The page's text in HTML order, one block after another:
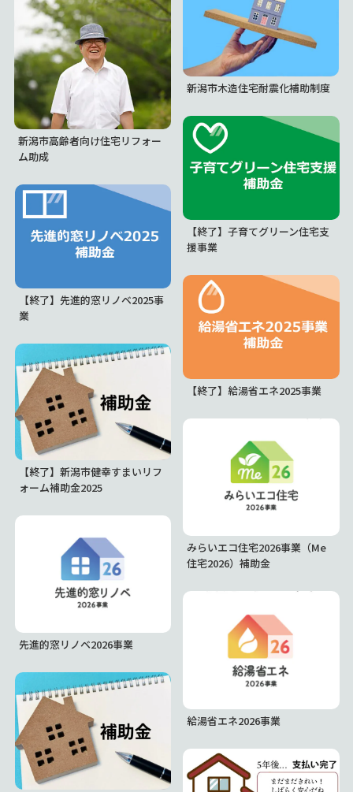
新潟市高齢者向け住宅リフォー
ム助成
新潟市木造住宅耐震化補助制度
【終了】子育てグリーン住宅支
援事業
【終了】先進的窓リノベ2025事
業
【終了】給湯省エネ2025事業
【終了】新潟市健幸すまいリフ
ォーム補助金2025
みらいエコ住宅2026事業（Me
住宅2026）補助金
先進的窓リノベ2026事業
給湯省エネ2026事業